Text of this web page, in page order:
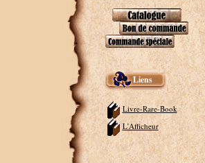
Liens
Livre-Rare-Book
L'Afficheur